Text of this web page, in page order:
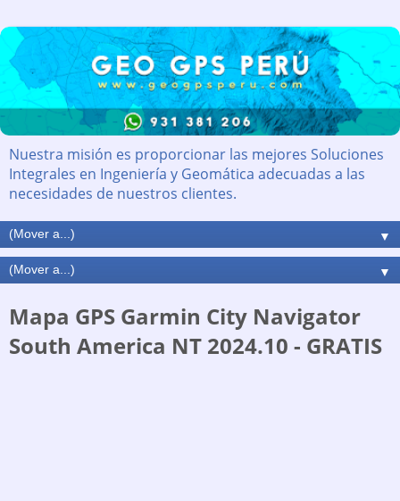
Nuestra misión es proporcionar las mejores Soluciones
Integrales en Ingeniería y Geomática adecuadas a las
necesidades de nuestros clientes.
▼
▼
Mapa GPS Garmin City Navigator
South America NT 2024.10 - GRATIS